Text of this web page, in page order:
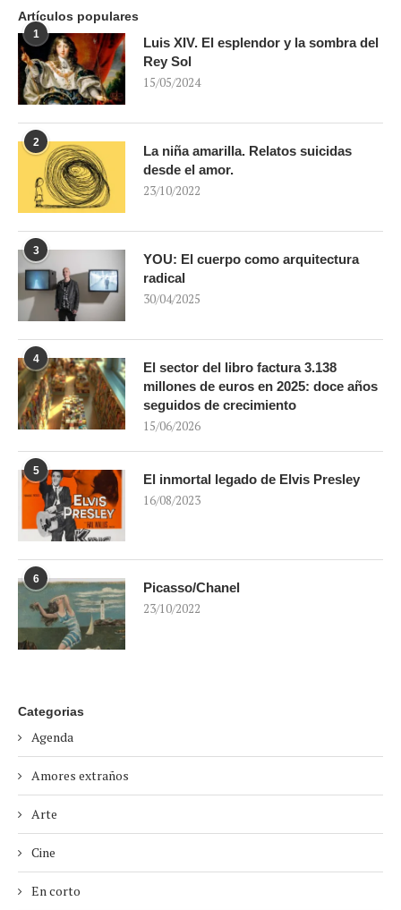
Artículos populares
1
Luis XIV. El esplendor y la sombra del
Rey Sol
15/05/2024
2
La niña amarilla. Relatos suicidas
desde el amor.
23/10/2022
3
YOU: El cuerpo como arquitectura
radical
30/04/2025
4
El sector del libro factura 3.138
millones de euros en 2025: doce años
seguidos de crecimiento
15/06/2026
5
El inmortal legado de Elvis Presley
16/08/2023
6
Picasso/Chanel
23/10/2022
Categorias
Agenda
Amores extraños
Arte
Cine
En corto